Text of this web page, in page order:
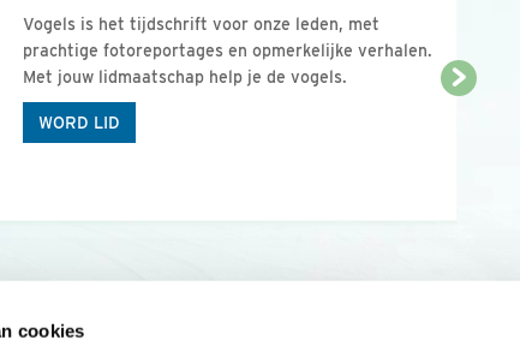
cookies
Vogels is het tijdschrift voor onze leden, met
prachtige fotoreportages en opmerkelijke verhalen.
Met jouw lidmaatschap help je de vogels.
WORD LID